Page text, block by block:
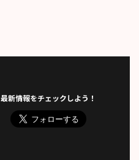
最新情報をチェックしよう！